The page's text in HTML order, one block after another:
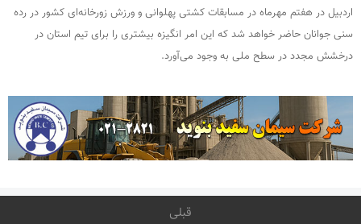
اردبیل در هفتم مهرماه در مسابقات کشتی پهلوانی و ورزش زورخانه‌ای کشور در رده
سنی جوانان حاضر خواهد شد که این امر انگیزه بیشتری را برای تیم استان در
درخشش مجدد در سطح ملی به وجود می‌آورد.
قبلی